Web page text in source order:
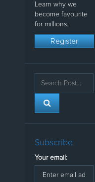
Learn why we
become favourite
for millions.
Register
Subscribe
Your email: